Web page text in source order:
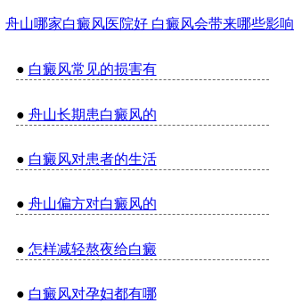
舟山哪家白癜风医院好 白癜风会带来哪些影响
● 白癜风常见的损害有
● 舟山长期患白癜风的
● 白癜风对患者的生活
● 舟山偏方对白癜风的
● 怎样减轻熬夜给白癜
● 白癜风对孕妇都有哪